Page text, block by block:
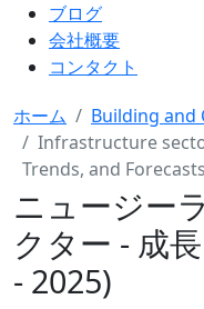
ブログ
会社概要
コンタクト
ホーム
Building and
Infrastructure
Trends, and
ニュージー
クター - 成
- 2025)